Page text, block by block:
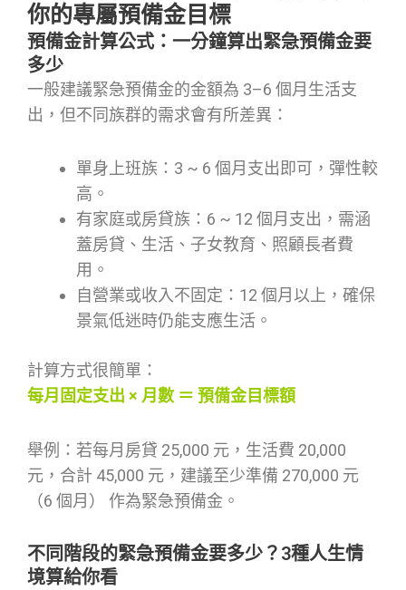
你的專屬預備金目標
預備金計算公式：一分鐘算出緊急預備金要
多少
一般建議緊急預備金的金額為 3–6 個月生活支
出，但不同族群的需求會有所差異：
單身上班族：3 ~ 6 個月支出即可，彈性較
高。
有家庭或房貸族：6 ~ 12 個月支出，需涵
蓋房貸、生活、子女教育、照顧長者費
用。
自營業或收入不固定：12 個月以上，確保
景氣低迷時仍能支應生活。
計算方式很簡單：
每月固定支出 × 月數 ＝ 預備金目標額
舉例：若每月房貸 25,000 元，生活費 20,000
元，合計 45,000 元，建議至少準備 270,000 元
（6 個月） 作為緊急預備金。
不同階段的緊急預備金要多少？3種人生情
境算給你看